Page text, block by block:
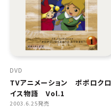
DVD
TVアニメーション ポポロクロ
イス物語 Vol.1
2003.6.25発売